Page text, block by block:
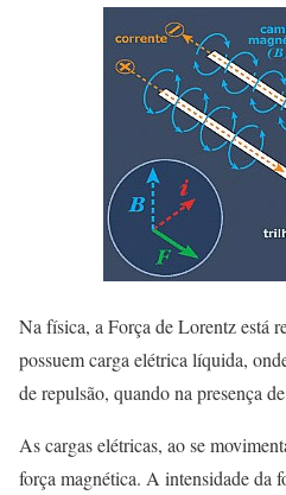
Na física, a Força de Lorentz está
possuem carga elétrica líquida,
de repulsão, quando na presença
As cargas elétricas, ao se
força magnética. A intensidade da